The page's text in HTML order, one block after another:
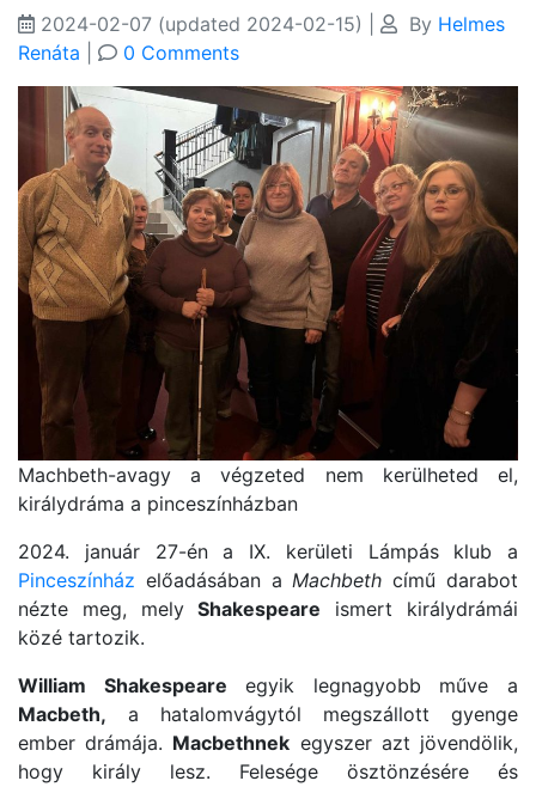
2024-02-07 (updated 2024-02-15) By Helmes
Renáta
0 Comments
Machbeth-avagy a végzeted nem kerülheted el,
királydráma a pinceszínházban
2024. január 27-én a IX. kerületi Lámpás klub a
Pinceszínház előadásában aMachbeth című darabot
nézte meg, melyShakespeare ismert királydrámái
közé tartozik.
William Shakespeare egyik legnagyobb műve a
Macbeth, a hatalomvágytól megszállott gyenge
ember drámája. Macbethnek egyszer azt jövendölik,
hogy király lesz. Felesége ösztönzésére és